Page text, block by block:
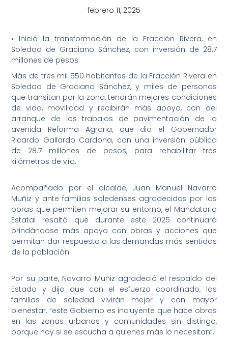
febrero 11, 2025
• Inició la transformación de la Fracción Rivera, en
Soledad de Graciano Sánchez, con inversión de 28.7
millones de pesos
Más de tres mil 550 habitantes de la Fracción Rivera en
Soledad de Graciano Sánchez, y miles de personas
que transitan por la zona, tendrán mejores condiciones
de vida, movilidad y recibirán más apoyo, con del
arranque de los trabajos de pavimentación de la
avenida Reforma Agraria, que dio el Gobernador
Ricardo Gallardo Cardona, con una inversión pública
de 28.7 millones de pesos, para rehabilitar tres
kilómetros de vía.
Acompañado por el alcalde, Juan Manuel Navarro
Muñiz y ante familias soledenses agradecidas por las
obras que permiten mejorar su entorno, el Mandatario
Estatal resaltó que durante este 2025 continuará
brindándose más apoyo con obras y acciones que
permitan dar respuesta a las demandas más sentidas
de la población.
Por su parte, Navarro Muñiz agradeció el respaldo del
Estado y dijo que con el esfuerzo coordinado, las
familias de soledad vivirán mejor y con mayor
bienestar, “este Gobierno es incluyente que hace obras
en las zonas urbanas y comunidades sin distingo,
porque hoy si se escucha a quienes más lo necesitan”.